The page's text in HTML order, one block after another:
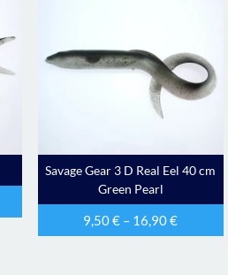
Savage Gear 3 D Real Eel 40 cm
Green Pearl
9,50€ – 16,90€